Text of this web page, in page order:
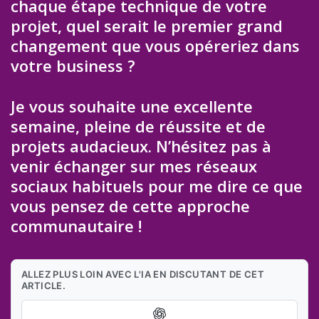
chaque étape technique de votre
projet, quel serait le premier grand
changement que vous opéreriez dans
votre business ?
Je vous souhaite une excellente
semaine, pleine de réussite et de
projets audacieux. N’hésitez pas à
venir échanger sur mes réseaux
sociaux habituels pour me dire ce que
vous pensez de cette approche
communautaire !
ALLEZ PLUS LOIN AVEC L'IA EN DISCUTANT DE CET
ARTICLE.